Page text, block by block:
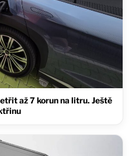
až 7 korun na litru. Ještě